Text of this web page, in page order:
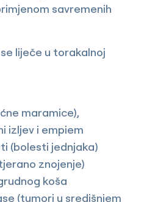
savremenih
liječe u torakalnoj
maramice),
izljev i empiem
(bolesti jednjaka)
znojenje)
koša
(tumori u središnjem